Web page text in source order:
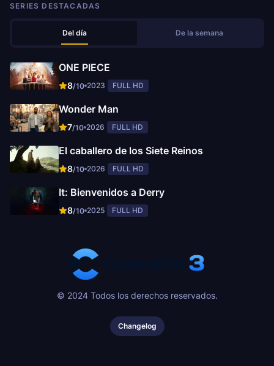
SERIES DESTACADAS
Del día De la semana
ONE PIECE
8/10 2023 FULL HD
Wonder Man
7/10 2026 FULL HD
El caballero de los Siete Reinos
8/10 2026 FULL HD
It: Bienvenidos a Derry
8/10 2025 FULL HD
© 2024 Todos los derechos reservados.
Changelog